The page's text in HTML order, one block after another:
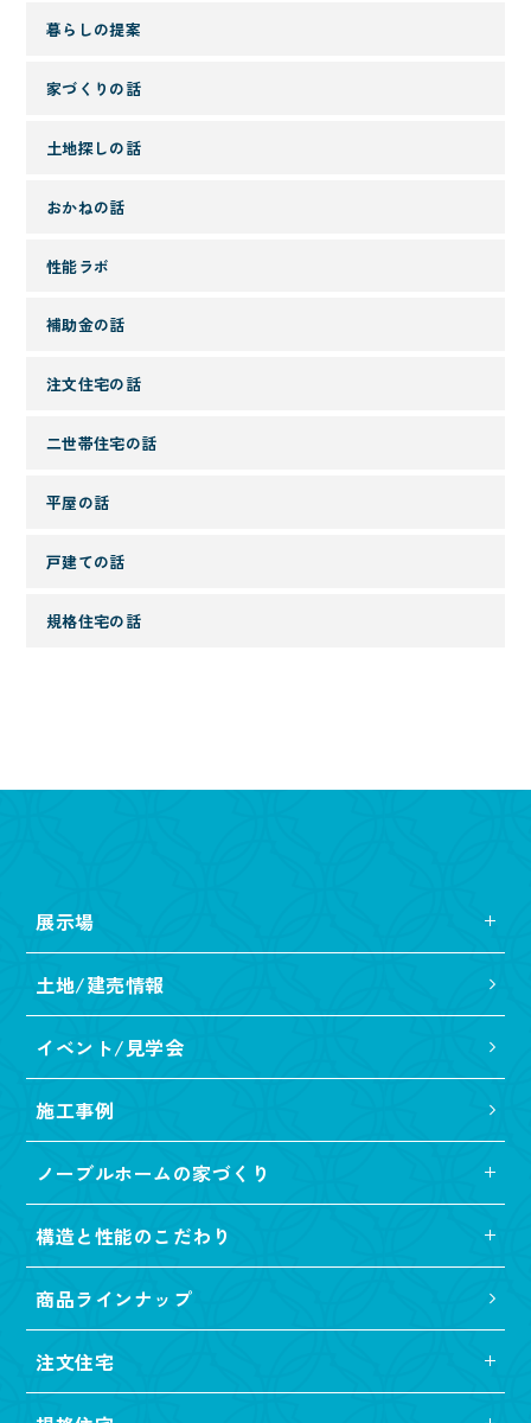
暮らしの提案
家づくりの話
土地探しの話
おかねの話
性能ラボ
補助金の話
注文住宅の話
二世帯住宅の話
平屋の話
戸建ての話
規格住宅の話
展示場
土地/建売情報
イベント/見学会
施工事例
ノーブルホームの家づくり
構造と性能のこだわり
商品ラインナップ
注文住宅